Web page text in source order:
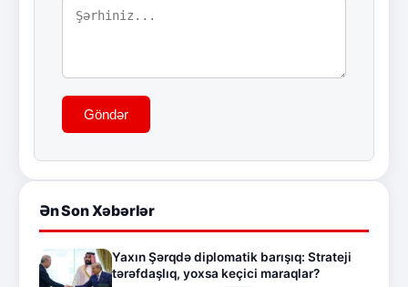
Göndər
Ən Son Xəbərlər
Yaxın Şərqdə diplomatik barışıq: Strateji
tərəfdaşlıq, yoxsa keçici maraqlar?